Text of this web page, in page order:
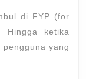
di FYP (for
Hingga ketika
yang